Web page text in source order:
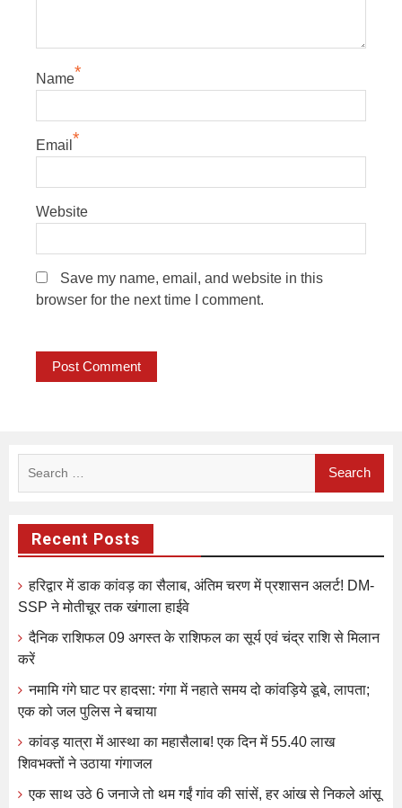
Name*
Email *
Website
Save my name, email, and website in this
browser for the next time I comment.
Recent Posts
हरिद्वार में डाक कांवड़ का सैलाब, अंतिम चरण में प्रशासन अलर्ट! DM-
SSP ने मोतीचूर तक खंगाला हाईवे
दैनिक राशिफल 09 अगस्त के राशिफल का सूर्य एवं चंद्र राशि से मिलान
करें
नमामि गंगे घाट पर हादसा: गंगा में नहाते समय दो कांवड़िये डूबे, लापता;
एक को जल पुलिस ने बचाया
कांवड़ यात्रा में आस्था का महासैलाब! एक दिन में 55.40 लाख
शिवभक्तों ने उठाया गंगाजल
एक साथ उठे 6 जनाजे तो थम गईं गांव की सांसें, हर आंख से निकले आंसू